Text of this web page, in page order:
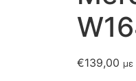
€139,00